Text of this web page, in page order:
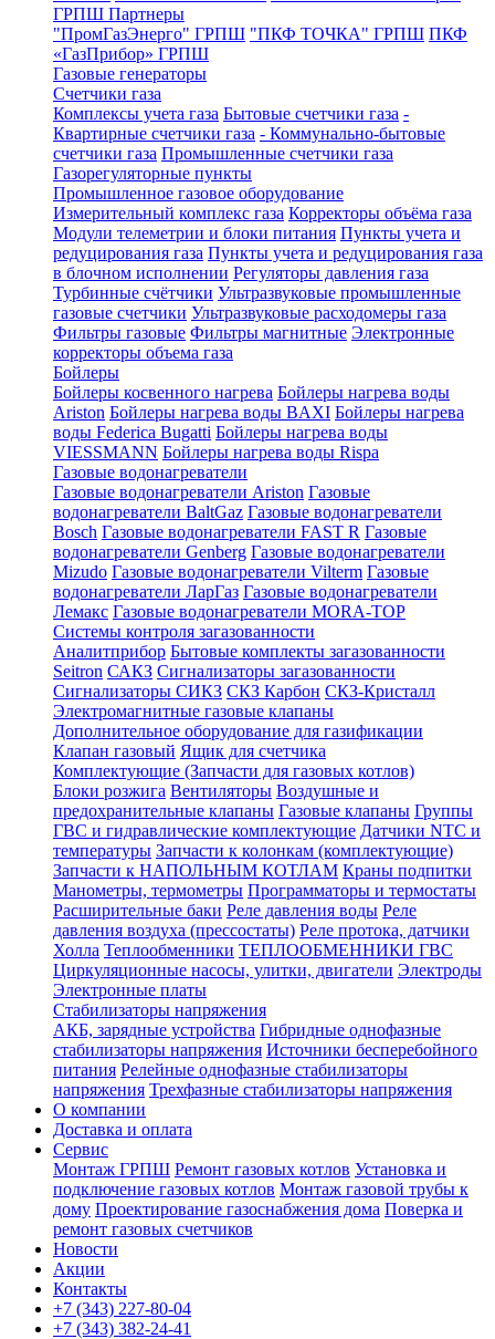
ГРПШ Партнеры
"ПромГазЭнерго" ГРПШ "ПКФ ТОЧКА" ГРПШ ПКФ
«ГазПрибор» ГРПШ
Газовые генераторы
Счетчики газа
Комплексы учета газа Бытовые счетчики газа -
Квартирные счетчики газа - Коммунально-бытовые
счетчики газа Промышленные счетчики газа
Газорегуляторные пункты
Промышленное газовое оборудование
Измерительный комплекс газа Корректоры объёма газа
Модули телеметрии и блоки питания Пункты учета и
редуцирования газа Пункты учета и редуцирования газа
в блочном исполнении Регуляторы давления газа
Турбинные счётчики Ультразвуковые промышленные
газовые счетчики Ультразвуковые расходомеры газа
Фильтры газовые Фильтры магнитные Электронные
корректоры объема газа
Бойлеры
Бойлеры косвенного нагрева Бойлеры нагрева воды
Ariston Бойлеры нагрева воды BAXI Бойлеры нагрева
воды Federica Bugatti Бойлеры нагрева воды
VIESSMANN Бойлеры нагрева воды Rispa
Газовые водонагреватели
Газовые водонагреватели Ariston Газовые
водонагреватели BaltGaz Газовые водонагреватели
Bosch Газовые водонагреватели FAST R Газовые
водонагреватели Genberg Газовые водонагреватели
Mizudo Газовые водонагреватели Vilterm Газовые
водонагреватели ЛарГаз Газовые водонагреватели
Лемакс Газовые водонагреватели MORA-TOP
Системы контроля загазованности
Аналитприбор Бытовые комплекты загазованности
Seitron САКЗ Сигнализаторы загазованности
Сигнализаторы СИКЗ СКЗ Карбон СКЗ-Кристалл
Электромагнитные газовые клапаны
Дополнительное оборудование для газификации
Клапан газовый Ящик для счетчика
Комплектующие (Запчасти для газовых котлов)
Блоки розжига Вентиляторы Воздушные и
предохранительные клапаны Газовые клапаны Группы
ГВС и гидравлические комплектующие Датчики NTC и
температуры Запчасти к колонкам (комплектующие)
Запчасти к НАПОЛЬНЫМ КОТЛАМ Краны подпитки
Манометры, термометры Программаторы и термостаты
Расширительные баки Реле давления воды Реле
давления воздуха (прессостаты) Реле протока, датчики
Холла Теплообменники ТЕПЛООБМЕННИКИ ГВС
Циркуляционные насосы, улитки, двигатели Электроды
Электронные платы
Стабилизаторы напряжения
АКБ, зарядные устройства Гибридные однофазные
стабилизаторы напряжения Источники бесперебойного
питания Релейные однофазные стабилизаторы
напряжения Трехфазные стабилизаторы напряжения
О компании
Доставка и оплата
Сервис
Монтаж ГРПШ Ремонт газовых котлов Установка и
подключение газовых котлов Монтаж газовой трубы к
дому Проектирование газоснабжения дома Поверка и
ремонт газовых счетчиков
Новости
Акции
Контакты
+7 (343) 227-80-04
+7 (343) 382-24-41